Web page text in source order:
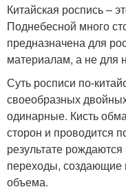
Китайская роспись –
Поднебесной много
предназначена для
материалам, а не для
Суть росписи по-
своеобразных
одинарные. Кисть
сторон и проводится
результате
переходы, создающие
объема.